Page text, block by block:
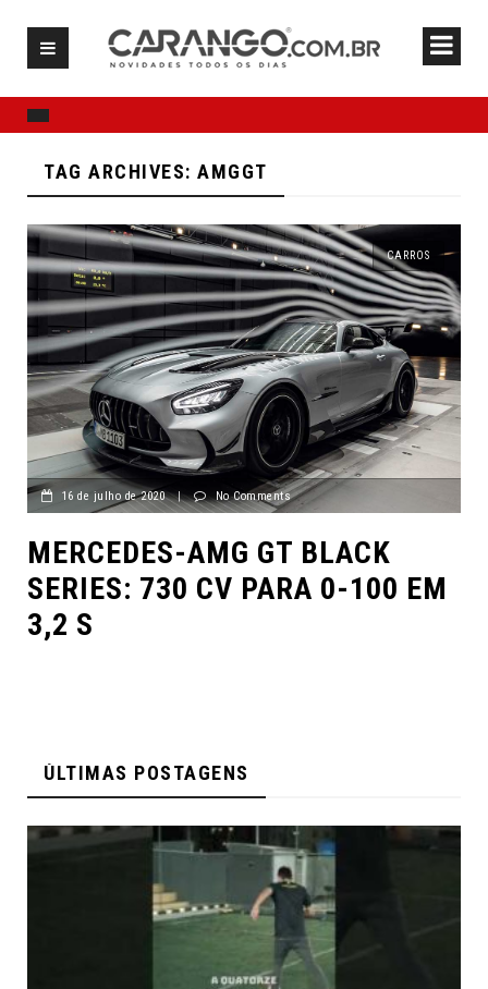
TAG ARCHIVES: AMGGT
CARROS
16 de julho de 2020 | No Comments
MERCEDES-AMG GT BLACK
SERIES: 730 CV PARA 0-100 EM
3,2 S
ÚLTIMAS POSTAGENS